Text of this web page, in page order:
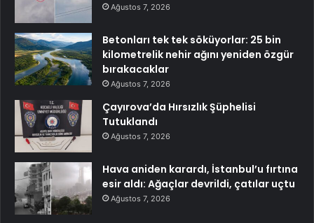
Ağustos 7, 2026
Betonları tek tek söküyorlar: 25 bin
kilometrelik nehir ağını yeniden özgür
bırakacaklar
Ağustos 7, 2026
Çayırova’da Hırsızlık Şüphelisi
Tutuklandı
Ağustos 7, 2026
Hava aniden karardı, İstanbul’u fırtına
esir aldı: Ağaçlar devrildi, çatılar uçtu
Ağustos 7, 2026